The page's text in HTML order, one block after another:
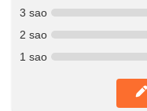
3 sao
2 sao
1 sao